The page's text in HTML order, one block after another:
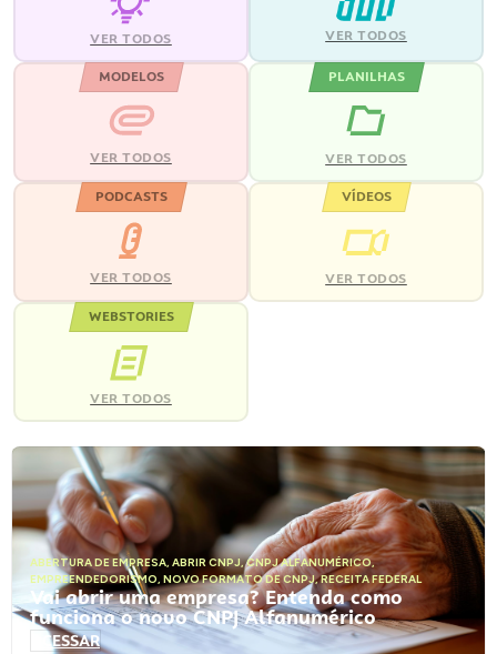
VER TODOS VER TODOS
MODELOS
VER TODOS
PLANILHAS
VER TODOS
PODCASTS
VER TODOS
VÍDEOS
VER TODOS
WEBSTORIES
VER TODOS
ABERTURA DE EMPRESA, ABRIR CNPJ,CNPJ ALFANUMÉRICO,
EMPREENDEDORISMO, NOVO FORMATO DE CNPJ,RECEITA FEDERAL
Vai abrir uma empresa? Entenda como
funciona o novo CNPJ Alfanumérico
ACESSAR